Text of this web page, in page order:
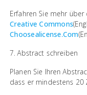
Erfahren Sie mehr
Creative Commons
Choosealicense.Com
7. Abstract schreiben
Planen Sie Ihren
dass er mindestens 20